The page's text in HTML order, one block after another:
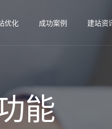
优化 成功案例 建站资
能